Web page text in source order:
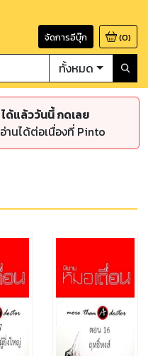
จัดการอีบุ๊ก (0)
ทั้งหมด
ด้แล้ววันนี้ กดเลย
นได้ต่อเนื่องที่ Pinto